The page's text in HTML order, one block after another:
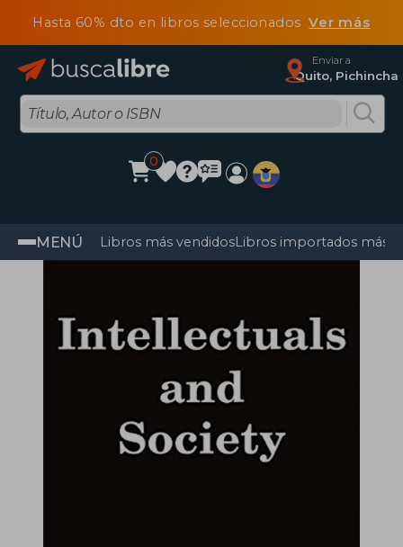
Hasta 60% dto en libros seleccionadosVer más
Enviar a
Quito, Pichincha
0
MENÚ Libros más vendidosLibros importados más